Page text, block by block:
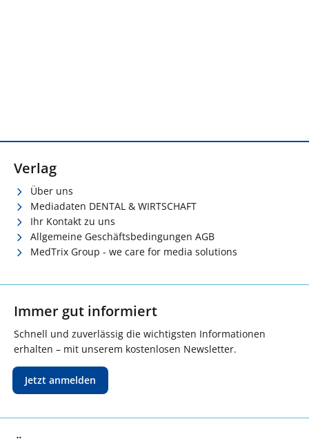
Verlag
Über uns
Mediadaten DENTAL & WIRTSCHAFT
Ihr Kontakt zu uns
Allgemeine Geschäftsbedingungen AGB
MedTrix Group - we care for media solutions
Immer gut informiert
Schnell und zuverlässig die wichtigsten Informationen
erhalten – mit unserem kostenlosen Newsletter.
Jetzt anmelden